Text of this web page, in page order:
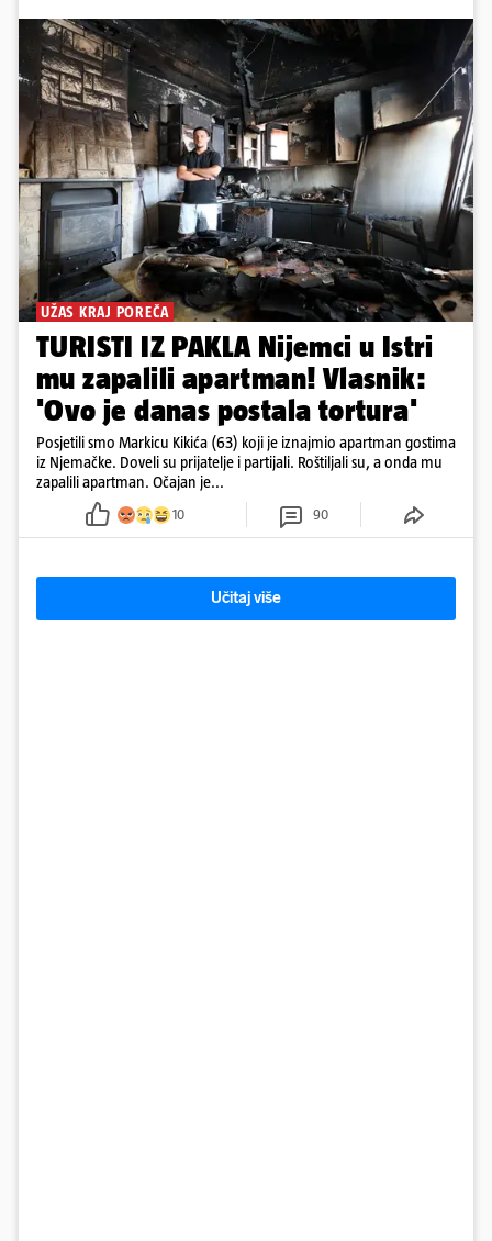
UŽAS KRAJ POREČA
TURISTI IZ PAKLA Nijemci u Istri
mu zapalili apartman! Vlasnik:
'Ovo je danas postala tortura'
Posjetili smo Markicu Kikića (63) koji je iznajmio apartman gostima
iz Njemačke. Doveli su prijatelje i partijali. Roštiljali su, a onda mu
zapalili apartman. Očajan je...
10 90
Učitaj više